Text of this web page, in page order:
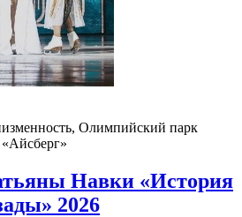
Олимпийский парк
Навки «История
2026